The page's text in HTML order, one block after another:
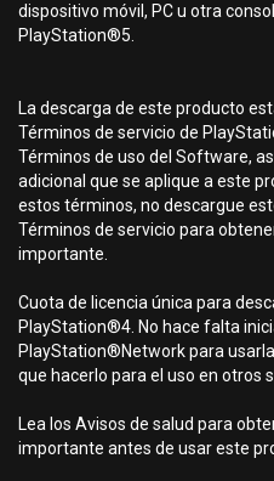
dispositivo móvil, PC u otra
PlayStation®5.
La descarga de este producto
Términos de servicio de
Términos de uso del Software,
adicional que se aplique a este
estos términos, no descargue
Términos de servicio para
importante.
Cuota de licencia única para
PlayStation®4. No hace falta
PlayStation®Network para
que hacerlo para el uso en otros
Lea los Avisos de salud para
importante antes de usar este